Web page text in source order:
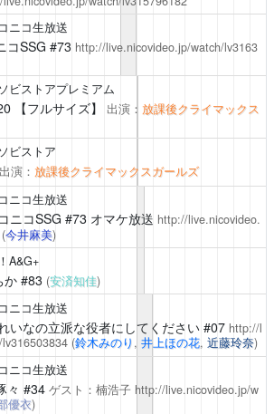
ニコ生放送
コSSG #73 http://live.nicovideo.jp/watch/lv3163
ビストアプレミアム
【フルサイズ】 出演： 放課後クライマックス
ビストア
出演： 放課後クライマックスガールズ
ニコ生放送
ニコSSG #73 オマケ放送 http://live.nicovideo.
(今井麻美)
A&G+
か#83 (安済知佳)
ニコ生放送
いなの立派な役者にしてください#07 http://l
(鈴木みのり , 井上ほの花, 近藤玲奈)
ニコ生放送
々 #34 ゲスト：楠浩子 http://live.nicovideo.jp/w
優衣)